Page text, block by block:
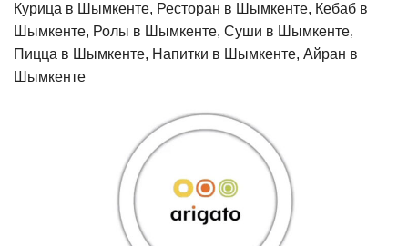
Курица в Шымкенте, Ресторан в Шымкенте, Кебаб в
Шымкенте, Ролы в Шымкенте, Суши в Шымкенте,
Пицца в Шымкенте, Напитки в Шымкенте, Айран в
Шымкенте